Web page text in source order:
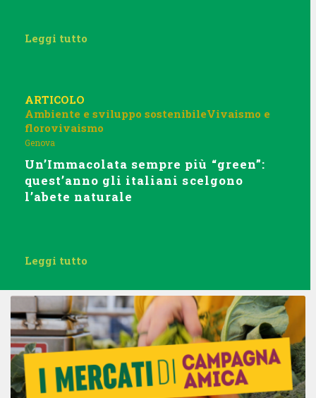
Leggi tutto
ARTICOLO
Ambiente e sviluppo sostenibileVivaismo e
florovivaismo
Genova
Un’Immacolata sempre più “green”:
quest’anno gli italiani scelgono
l’abete naturale
Leggi tutto